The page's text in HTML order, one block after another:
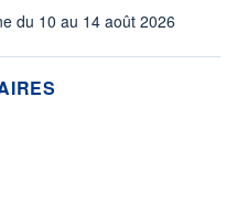
du 10 au 14 août 2026